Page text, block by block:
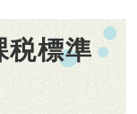
税標準